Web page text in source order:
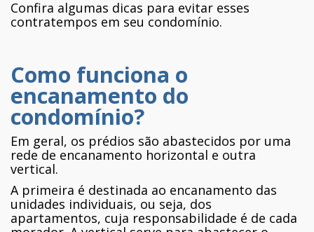
Confira algumas dicas para evitar esses
contratempos em seu condomínio.
Como funciona o
encanamento do
condomínio?
Em geral, os prédios são abastecidos por uma
rede de encanamento horizontal e outra
vertical.
A primeira é destinada ao encanamento das
unidades individuais, ou seja, dos
apartamentos, cuja responsabilidade é de cada